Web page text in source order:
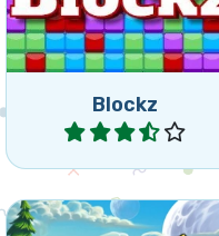
Blockz
elimina todos los cubos.
Jugar